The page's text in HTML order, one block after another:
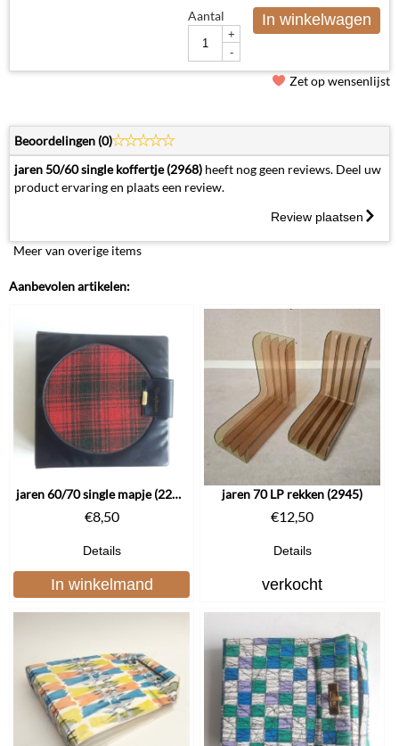
Aantal
+
-
In winkelwagen
Zet op wensenlijst
Beoordelingen (0)
jaren 50/60 single koffertje (2968) heeft nog geen reviews. Deel uw
product ervaring en plaats een review.
Review plaatsen
Meer van overige items
Aanbevolen artikelen:
jaren 60/70 single mapje (2223)
€8,50
Details
In winkelmand
jaren 70 LP rekken (2945)
€12,50
Details
verkocht